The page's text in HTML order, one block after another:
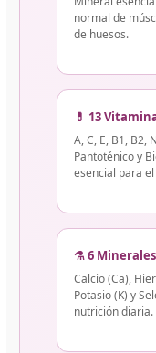
normal de
de huesos.
💊 13
A, C, E, B1, B2,
Pantoténico y
esencial para
⚗️ 6 Minerales
Calcio (Ca),
Potasio (K) y
nutrición diaria.